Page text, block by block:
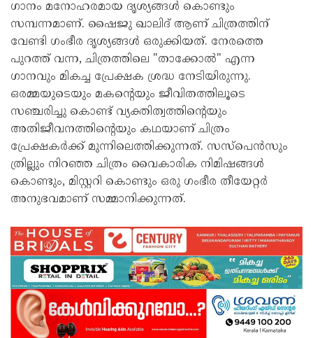
ഗാനം മനോഹരമായ ദൃശ്യങ്ങൾ കൊണ്ടും
സമ്പന്നമാണ്. ഷൈജു ഖാലിദ് ആണ് ചിത്രത്തിന്
വേണ്ടി ഗംഭീര ദൃശ്യങ്ങൾ ഒരുക്കിയത്. നേരത്തെ
പുറത്ത് വന്ന, ചിത്രത്തിലെ "താക്കോൽ" എന്ന
ഗാനവും മികച്ച പ്രേക്ഷക ശ്രദ്ധ നേടിയിരുന്നു.
ഒരമ്മയുടെയും മകൻ്റെയും ജീവിതത്തിലൂടെ
സഞ്ചരിച്ചു കൊണ്ട് വ്യക്തിത്വത്തിന്റെയും
അതിജീവനത്തിന്റെയും കഥയാണ് ചിത്രം
പ്രേക്ഷകർക്ക് മുന്നിലെത്തിക്കുന്നത്. സസ്പെൻസും
ത്രില്ലും നിറഞ്ഞ ചിത്രം വൈകാരിക നിമിഷങ്ങൾ
കൊണ്ടും, മിസ്റ്ററി കൊണ്ടും ഒരു ഗംഭീര തീയേറ്റർ
അനുഭവമാണ് സമ്മാനിക്കുന്നത്.